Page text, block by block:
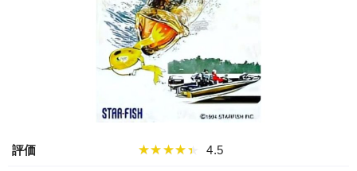
評価 ★★★★★ 4.5